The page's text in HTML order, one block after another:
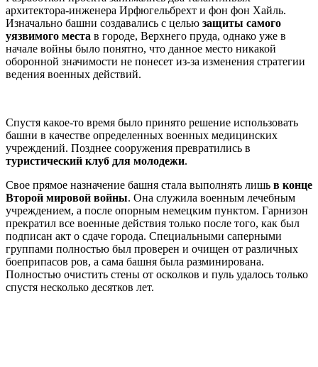
архитектора-инженера Ирфюгельбрехт и фон фон Хайль.
Изначально башни создавались с целью защиты самого
уязвимого места в городе, Верхнего пруда, однако уже в
начале войны было понятно, что данное место никакой
оборонной значимости не понесет из-за изменения стратегии
ведения военных действий.
Спустя какое-то время было принято решение использовать
башни в качестве определенных военных медицинских
учреждений. Позднее сооружения превратились в
туристический клуб для молодежи.
Свое прямое назначение башня стала выполнять лишь в конце
Второй мировой войны. Она служила военным лечебным
учреждением, а после опорным немецким пунктом. Гарнизон
прекратил все военные действия только после того, как был
подписан акт о сдаче города. Специальными саперными
группами полностью был проверен и очищен от различных
боеприпасов ров, а сама башня была разминирована.
Полностью очистить стены от осколков и пуль удалось только
спустя несколько десятков лет.